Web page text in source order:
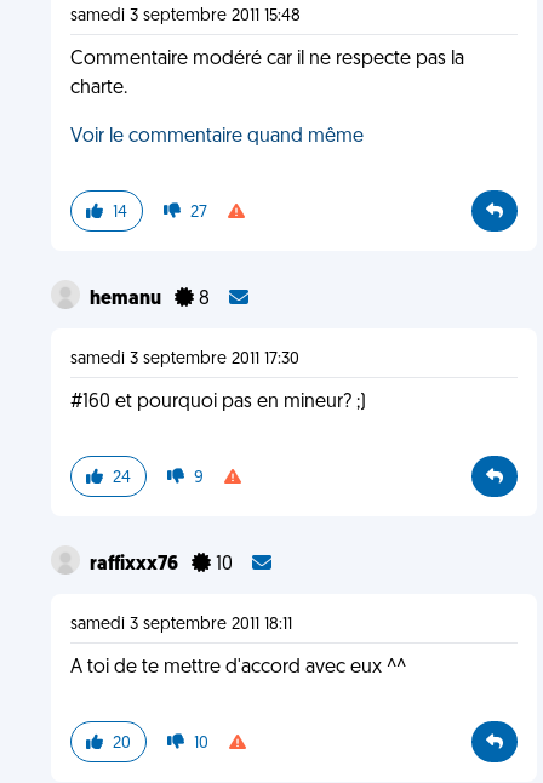
samedi 3 septembre 2011 15:48
Commentaire modéré car il ne respecte pas la
charte.
Voir le commentaire quand même
14 27
hemanu 8
samedi 3 septembre 2011 17:30
#160 et pourquoi pas en mineur? ;)
24 9
raffixxx76 10
samedi 3 septembre 2011 18:11
A toi de te mettre d'accord avec eux ^^
20 10